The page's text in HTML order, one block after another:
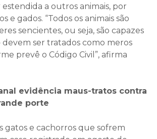
a outros animais, por
e gados. “Todos os animais são
sencientes, ou seja, são capazes
devem ser tratados como meros
prevê o Código Civil”, afirma
evidência maus-tratos contra
porte
gatos e cachorros que sofrem